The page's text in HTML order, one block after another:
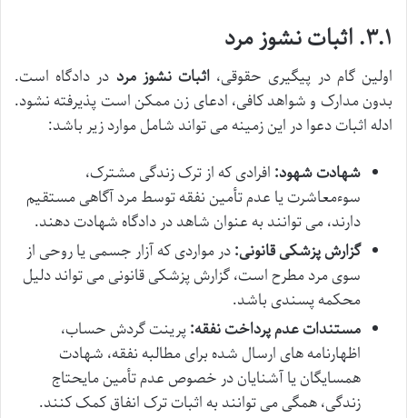
۳.۱. اثبات نشوز مرد
اولین گام در پیگیری حقوقی، اثبات نشوز مرد در دادگاه است.
بدون مدارک و شواهد کافی، ادعای زن ممکن است پذیرفته نشود.
ادله اثبات دعوا در این زمینه می تواند شامل موارد زیر باشد:
شهادت شهود: افرادی که از ترک زندگی مشترک،
سوءمعاشرت یا عدم تأمین نفقه توسط مرد آگاهی مستقیم
دارند، می توانند به عنوان شاهد در دادگاه شهادت دهند.
گزارش پزشکی قانونی:در مواردی که آزار جسمی یا روحی از
سوی مرد مطرح است، گزارش پزشکی قانونی می تواند دلیل
محکمه پسندی باشد.
مستندات عدم پرداخت نفقه:پرینت گردش حساب،
اظهارنامه های ارسال شده برای مطالبه نفقه، شهادت
همسایگان یا آشنایان در خصوص عدم تأمین مایحتاج
زندگی، همگی می توانند به اثبات ترک انفاق کمک کنند.